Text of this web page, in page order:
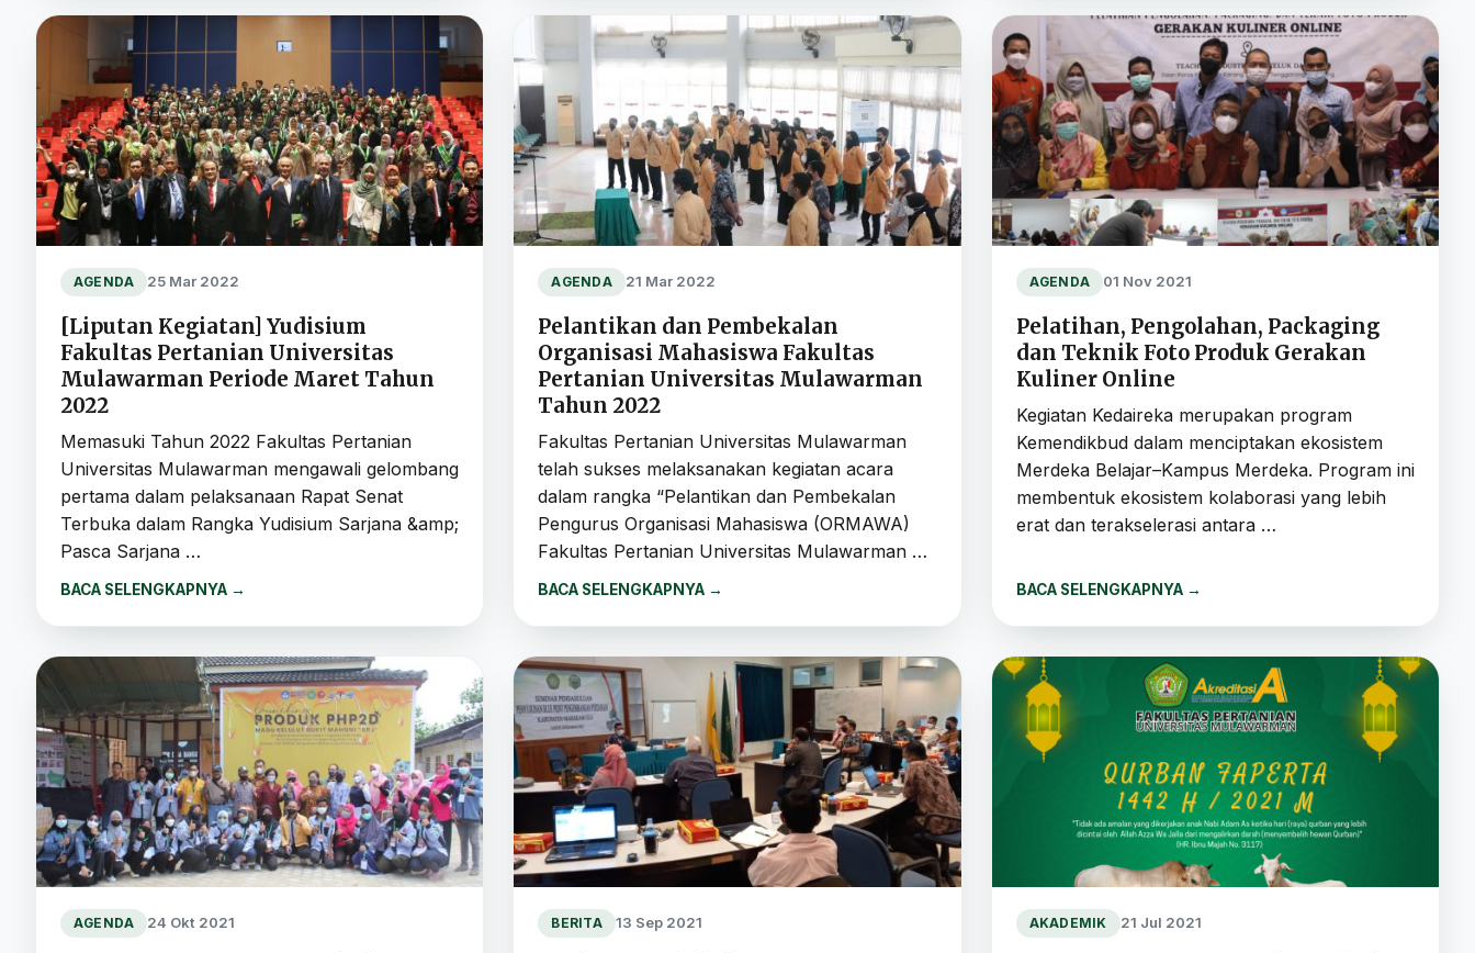
AGENDA 25 Mar 2022
[Liputan Kegiatan] Yudisium
Fakultas Pertanian Universitas
Mulawarman Periode Maret Tahun
2022
Memasuki Tahun 2022 Fakultas Pertanian
Universitas Mulawarman mengawali gelombang
pertama dalam pelaksanaan Rapat Senat
Terbuka dalam Rangka Yudisium Sarjana &amp;
Pasca Sarjana …
BACA SELENGKAPNYA →
AGENDA 21 Mar 2022
Pelantikan dan Pembekalan
Organisasi Mahasiswa Fakultas
Pertanian Universitas Mulawarman
Tahun 2022
Fakultas Pertanian Universitas Mulawarman
telah sukses melaksanakan kegiatan acara
dalam rangka “Pelantikan dan Pembekalan
Pengurus Organisasi Mahasiswa (ORMAWA)
Fakultas Pertanian Universitas Mulawarman …
BACA SELENGKAPNYA →
AGENDA 01 Nov 2021
Pelatihan, Pengolahan, Packaging
dan Teknik Foto Produk Gerakan
Kuliner Online
Kegiatan Kedaireka merupakan program
Kemendikbud dalam menciptakan ekosistem
Merdeka Belajar–Kampus Merdeka. Program ini
membentuk ekosistem kolaborasi yang lebih
erat dan terakselerasi antara …
BACA SELENGKAPNYA →
AGENDA 24 Okt 2021 BERITA 13 Sep 2021 AKADEMIK 21 Jul 2021